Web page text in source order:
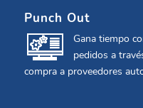
Punch Out
Gana tiempo
pedidos a
compra a proveedores